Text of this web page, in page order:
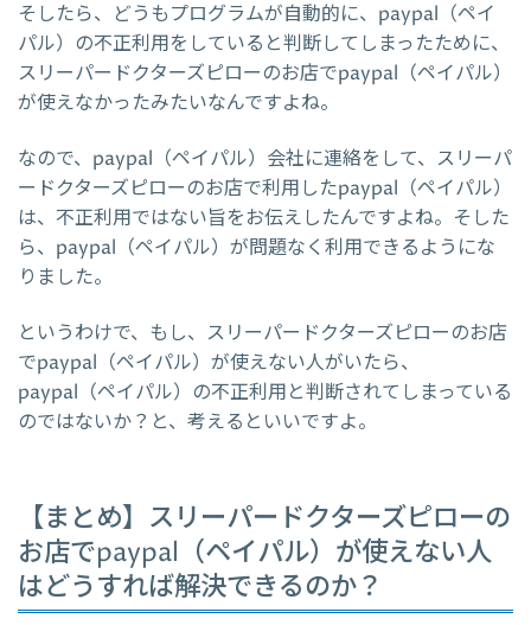
そしたら、どうもプログラムが自動的に、paypal（ペイ
パル）の不正利用をしていると判断してしまったために、
スリーパードクターズピローのお店でpaypal（ペイパル）
が使えなかったみたいなんですよね。
なので、paypal（ペイパル）会社に連絡をして、スリーパ
ードクターズピローのお店で利用したpaypal（ペイパル）
は、不正利用ではない旨をお伝えしたんですよね。そした
ら、paypal（ペイパル）が問題なく利用できるようにな
りました。
というわけで、もし、スリーパードクターズピローのお店
でpaypal（ペイパル）が使えない人がいたら、
paypal（ペイパル）の不正利用と判断されてしまっている
のではないか？と、考えるといいですよ。
【まとめ】スリーパードクターズピローの
お店でpaypal（ペイパル）が使えない人
はどうすれば解決できるのか？